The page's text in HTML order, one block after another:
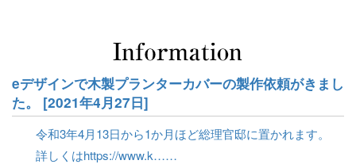
eデザインで木製プランターカバーの製作依頼がきまし
た。 [2021年4月27日]
令和3年4月13日から1か月ほど総理官邸に置かれます。
詳しくはhttps://www.k……